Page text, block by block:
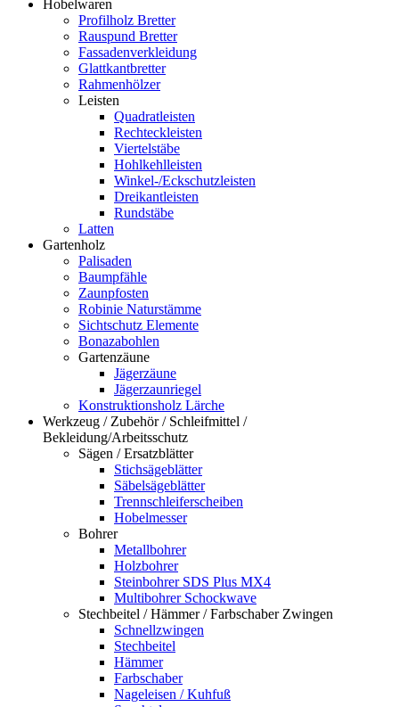
Hobelwaren
Profilholz Bretter
Rauspund Bretter
Fassadenverkleidung
Glattkantbretter
Rahmenhölzer
Leisten
Quadratleisten
Rechteckleisten
Viertelstäbe
Hohlkehlleisten
Winkel-/Eckschutzleisten
Dreikantleisten
Rundstäbe
Latten
Gartenholz
Palisaden
Baumpfähle
Zaunpfosten
Robinie Naturstämme
Sichtschutz Elemente
Bonazabohlen
Gartenzäune
Jägerzäune
Jägerzaunriegel
Konstruktionsholz Lärche
Werkzeug / Zubehör / Schleifmittel /
Bekleidung/Arbeitsschutz
Sägen / Ersatzblätter
Stichsägeblätter
Säbelsägeblätter
Trennschleiferscheiben
Hobelmesser
Bohrer
Metallbohrer
Holzbohrer
Steinbohrer SDS Plus MX4
Multibohrer Schockwave
Stechbeitel / Hämmer / Farbschaber Zwingen
Schnellzwingen
Stechbeitel
Hämmer
Farbschaber
Nageleisen / Kuhfuß